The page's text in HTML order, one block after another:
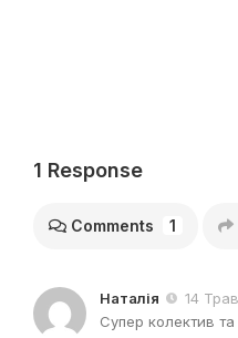
1 Response
Comments 1
Наталія
14
Супер колектив та